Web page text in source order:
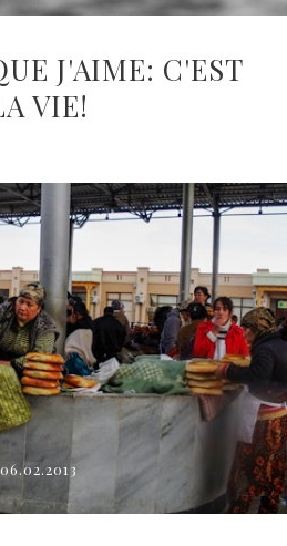
J'AIME: C'EST
VIE!
06.02.2013